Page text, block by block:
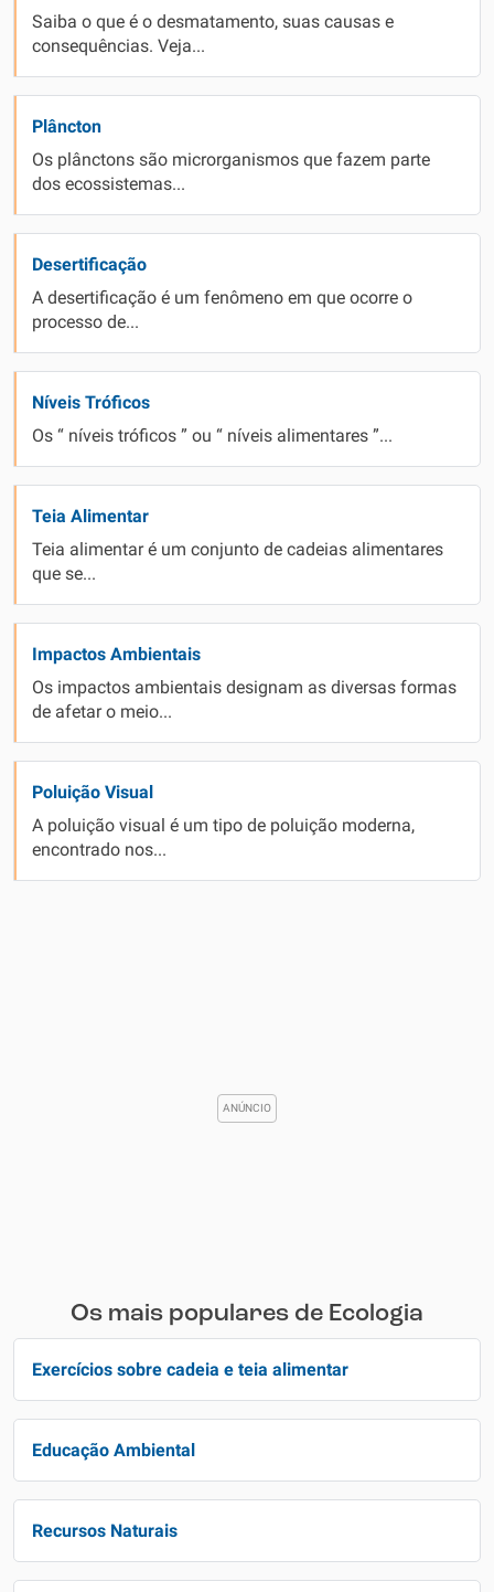
Saiba o que é o desmatamento, suas causas e
consequências. Veja...
Plâncton
Os plânctons são microrganismos que fazem parte
dos ecossistemas...
Desertificação
A desertificação é um fenômeno em que ocorre o
processo de...
Níveis Tróficos
Os “ níveis tróficos ” ou “ níveis alimentares ”...
Teia Alimentar
Teia alimentar é um conjunto de cadeias alimentares
que se...
Impactos Ambientais
Os impactos ambientais designam as diversas formas
de afetar o meio...
Poluição Visual
A poluição visual é um tipo de poluição moderna,
encontrado nos...
Os mais populares de Ecologia
Exercícios sobre cadeia e teia alimentar
Educação Ambiental
Recursos Naturais